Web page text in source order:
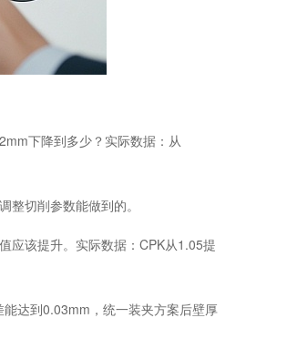
下降到多少？实际数据：从
切削参数能做到的。
应该提升。实际数据：CPK从1.05提
达到0.03mm，统一装夹方案后壁厚